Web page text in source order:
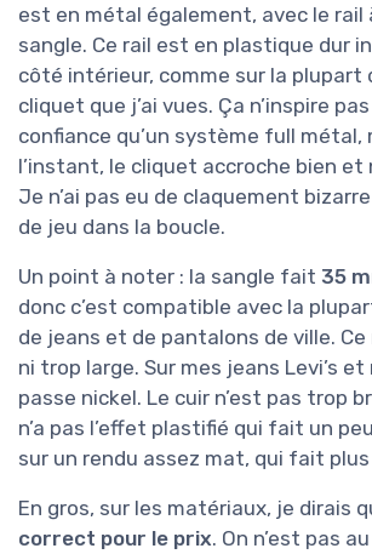
est en métal également, avec le rail
sangle. Ce rail est en plastique dur
côté intérieur, comme sur la plupart
cliquet que j’ai vues. Ça n’inspire
confiance qu’un système full métal,
l’instant, le cliquet accroche bien et
Je n’ai pas eu de claquement
de jeu dans la boucle.
Un point à noter : la sangle fait 35
donc c’est compatible avec la
de jeans et de pantalons de ville. Ce
ni trop large. Sur mes jeans Levi’s
passe nickel. Le cuir n’est pas trop
n’a pas l’effet plastifié qui fait un
sur un rendu assez mat, qui fait
En gros, sur les matériaux, je dirais
correct pour le prix. On n’est pas